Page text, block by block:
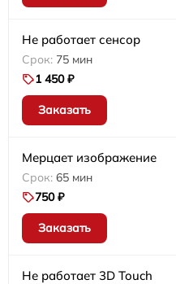
Не работает сенсор
75 мин
1 450 ₽
Заказать
Мерцает изображение
65 мин
750 ₽
Заказать
Не работает 3D Touch